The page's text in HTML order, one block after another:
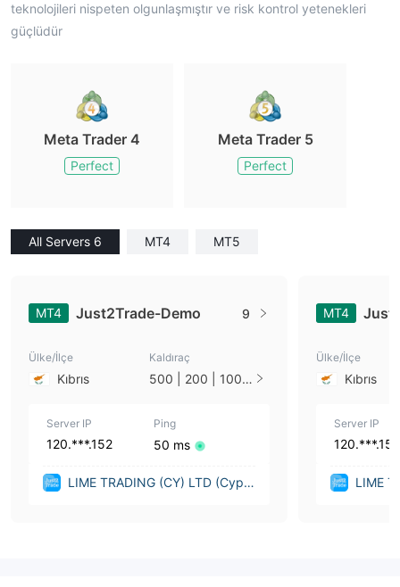
teknolojileri nispeten olgunlaşmıştır ve risk kontrol yetenekleri
güçlüdür
Meta Trader 4
Perfect
Meta Trader 5
Perfect
All Servers 6 MT4 MT5
MT4 Just2Trade-Demo 9
Ülke/İlçe
Kıbrıs
Kaldıraç
500 | 200 | 100 |
Server IP
120.***.152
Ping
50 ms
LIME TRADING (CY) LTD (Cypru
MT4
Ülke/İlçe
Kıbrıs
Server IP
120.***.152
LIME